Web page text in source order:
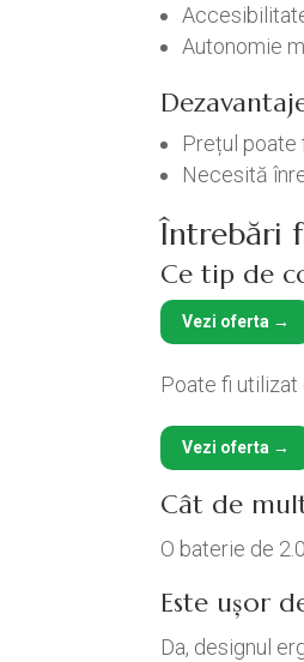
Autonomie
Prețul poate
Necesită
Întrebări
Ce tip de
Vezi oferta →
Poate fi
Vezi oferta →
Cât de
O baterie de
Este ușor
Da, designul